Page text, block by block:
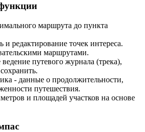
маршрута до пункта
и редактирование точек интереса.
маршрутами.
путевого журнала (трека),
- данные о продолжительности,
путешествия.
и площадей участков на основе